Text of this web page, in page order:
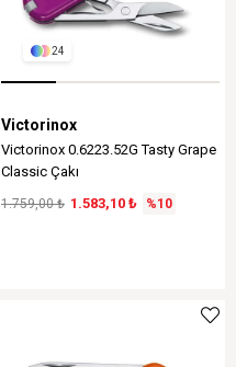
24
Victorinox
Victorinox 0.6223.52G Tasty Grape
Classic Çakı
1.583,10 ₺
1.759,00 ₺ %10